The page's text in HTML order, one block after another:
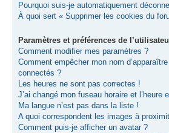
Pourquoi suis-je automatiquement
À quoi sert « Supprimer les cookies du
Paramètres et préférences de
Comment modifier mes paramètres ?
Comment empêcher mon nom
connectés ?
Les heures ne sont pas correctes !
J’ai changé mon fuseau horaire et l’heure
Ma langue n’est pas dans la liste !
A quoi correspondent les images à
Comment puis-je afficher un avatar ?